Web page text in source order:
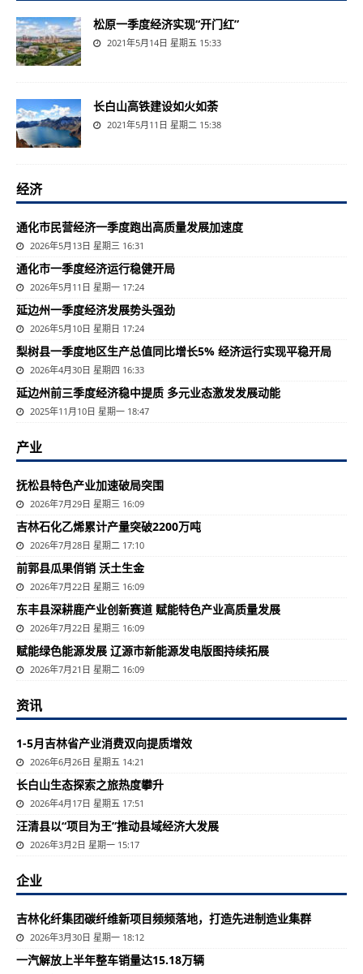
松原一季度经济实现“开门红”
2021年5月14日 星期五 15:33
长白山高铁建设如火如荼
2021年5月11日 星期二 15:38
经济
通化市民营经济一季度跑出高质量发展加速度
2026年5月13日 星期三 16:31
通化市一季度经济运行稳健开局
2026年5月11日 星期一 17:24
延边州一季度经济发展势头强劲
2026年5月10日 星期日 17:24
梨树县一季度地区生产总值同比增长5% 经济运行实现平稳开局
2026年4月30日 星期四 16:33
延边州前三季度经济稳中提质 多元业态激发发展动能
2025年11月10日 星期一 18:47
产业
抚松县特色产业加速破局突围
2026年7月29日 星期三 16:09
吉林石化乙烯累计产量突破2200万吨
2026年7月28日 星期二 17:10
前郭县瓜果俏销 沃土生金
2026年7月22日 星期三 16:09
东丰县深耕鹿产业创新赛道 赋能特色产业高质量发展
2026年7月22日 星期三 16:09
赋能绿色能源发展 辽源市新能源发电版图持续拓展
2026年7月21日 星期二 16:09
资讯
1-5月吉林省产业消费双向提质增效
2026年6月26日 星期五 14:21
长白山生态探索之旅热度攀升
2026年4月17日 星期五 17:51
汪清县以“项目为王”推动县域经济大发展
2026年3月2日 星期一 15:17
企业
吉林化纤集团碳纤维新项目频频落地，打造先进制造业集群
2026年3月30日 星期一 18:12
一汽解放上半年整车销量达15.18万辆